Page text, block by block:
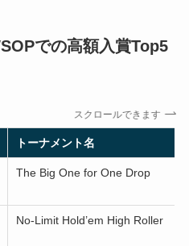
での高額入賞Top5
スクロールできます
トーナメント名
The Big One for One Drop
No-Limit Hold’em High Roller